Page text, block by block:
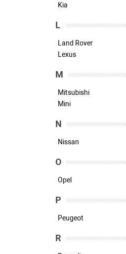
Kia
L
Land Rover
Lexus
M
Mitsubishi
Mini
N
Nissan
O
Opel
P
Peugeot
R